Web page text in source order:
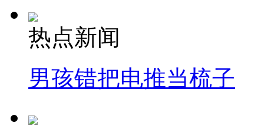
热点新闻
男孩错把电推当梳子